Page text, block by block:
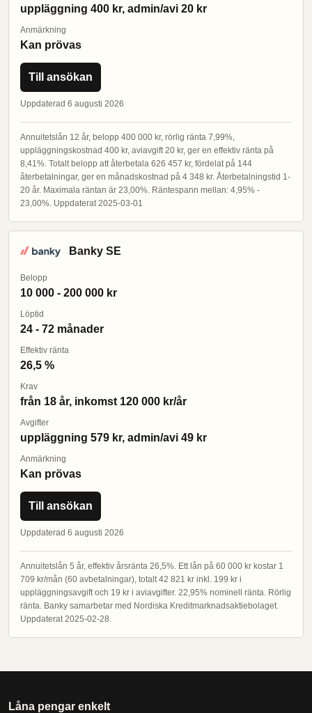
uppläggning 400 kr, admin/avi 20 kr
Anmärkning
Kan prövas
Till ansökan
Uppdaterad 6 augusti 2026
Annuitetslån 12 år, belopp 400 000 kr, rörlig ränta 7,99%,
uppläggningskostnad 400 kr, aviavgift 20 kr, ger en effektiv ränta på
8,41%. Totalt belopp att återbetala 626 457 kr, fördelat på 144
återbetalningar, ger en månadskostnad på 4 348 kr. Återbetalningstid 1-
20 år. Maximala räntan är 23,00%. Räntespann mellan: 4,95% -
23,00%. Uppdaterat 2025-03-01
Banky SE
Belopp
10 000 - 200 000 kr
Löptid
24 - 72 månader
Effektiv ränta
26,5 %
Krav
från 18 år, inkomst 120 000 kr/år
Avgifter
uppläggning 579 kr, admin/avi 49 kr
Anmärkning
Kan prövas
Till ansökan
Uppdaterad 6 augusti 2026
Annuitetslån 5 år, effektiv årsränta 26,5%. Ett lån på 60 000 kr kostar 1
709 kr/mån (60 avbetalningar), totalt 42 821 kr inkl. 199 kr i
uppläggningsavgift och 19 kr i aviavgifter. 22,95% nominell ränta. Rörlig
ränta. Banky samarbetar med Nordiska Kreditmarknadsaktiebolaget.
Uppdaterat 2025-02-28.
Låna pengar enkelt